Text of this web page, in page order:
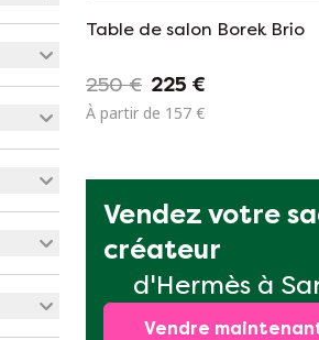
Table de salon Borek Brio
250 € 225 €
À partir de 157 €
Vendez votre
créateur
d'Hermès à
Vendre